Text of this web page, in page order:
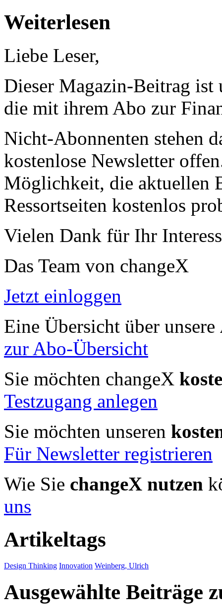
Weiterlesen
Liebe Leser,
Dieser Magazin-Beitrag ist
die mit ihrem Abo zur
Nicht-Abonnenten stehen
kostenlose Newsletter
Möglichkeit, die aktuellen
Ressortseiten kostenlos
Vielen Dank für Ihr
Das Team von changeX
Jetzt einloggen
Eine Übersicht über unsere
zur Abo-Übersicht
Sie möchten changeX
Testzugang anlegen
Sie möchten unseren
Für Newsletter registrieren
Wie Sie changeX nutzen
uns
Artikeltags
Design Thinking Innovation Weinberg, Ulrich
Ausgewählte Beiträge